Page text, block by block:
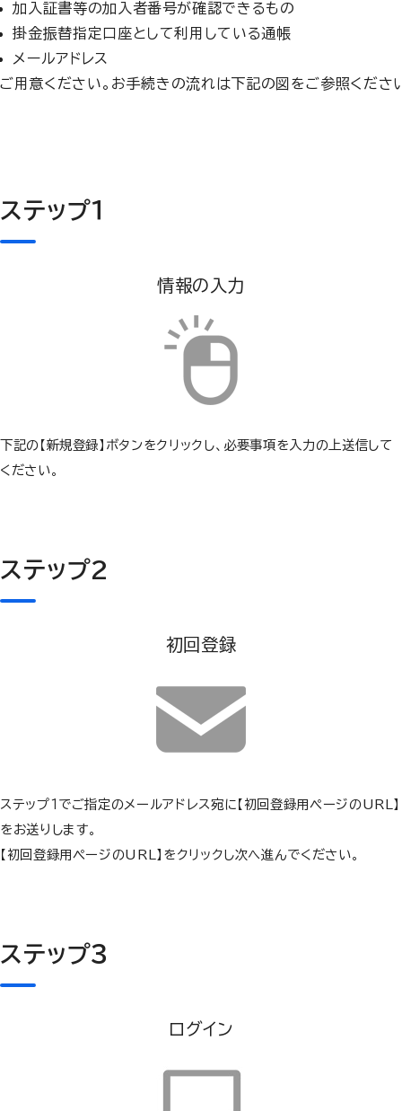
加入証書等の加入者番号が確認できるもの
掛金振替指定口座として利用している通帳
メールアドレス
用意ください。お手続きの流れは下記の図をご参照くださ
ステップ１
情報の入力
下記の【新規登録】ボタンをクリックし、必要事項を入力の上送信して
ください。
ステップ2
初回登録
ステップ１でご指定のメールアドレス宛に【初回登録用ページのURL】
をお送りします。
【初回登録用ページのURL】をクリックし次へ進んでください。
ステップ３
ログイン